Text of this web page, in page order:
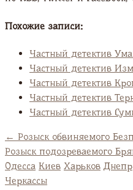
Похожие записи:
Частный детектив
Частный детектив
Частный детектив
Частный детектив
Частный детектив
← Розыск обвиняемого
Розыск подозреваемого
Одесса Киев Харьков Днепр
Черкассы